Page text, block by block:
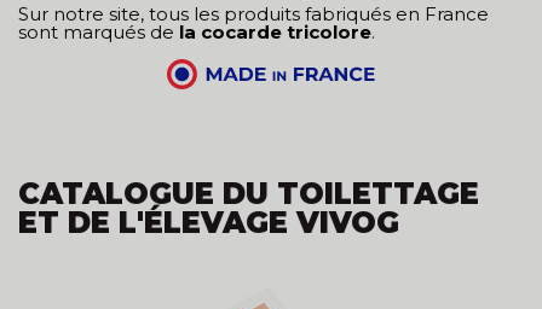
Sur notre site, tous les produits fabriqués en France
sont marqués de la cocarde tricolore.
CATALOGUE DU TOILETTAGE
ET DE L'ÉLEVAGE VIVOG